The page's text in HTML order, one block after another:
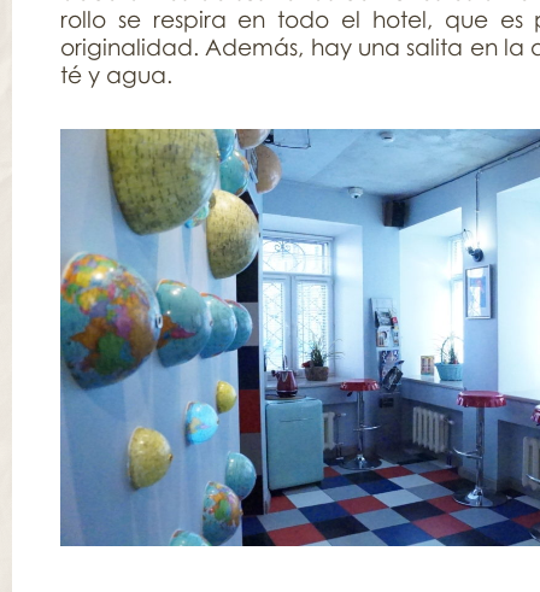
rollo se respira en todo el hotel, que es
originalidad. Además, hay una salita en la
té y agua.